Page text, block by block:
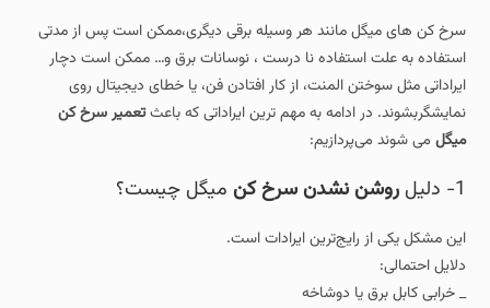
سرخ کن های میگل مانند هر وسیله برقی دیگری،ممکن است پس از مدتی
استفاده به علت استفاده نا درست ، نوسانات برق و… ممکن است دچار
ایراداتی مثل سوختن المنت، از کار افتادن فن، یا خطای دیجیتال روی
نمایشگربشوند. در ادامه به مهم‌ ترین ایراداتی که باعثتعمیر سرخ‌ کن
میگل می شوند می‌پردازیم:
1- دلیل روشن نشدن سرخ‌ کن میگل چیست؟
این مشکل یکی از رایج‌ترین ایرادات است.
دلایل احتمالی:
_ خرابی کابل برق یا دوشاخه